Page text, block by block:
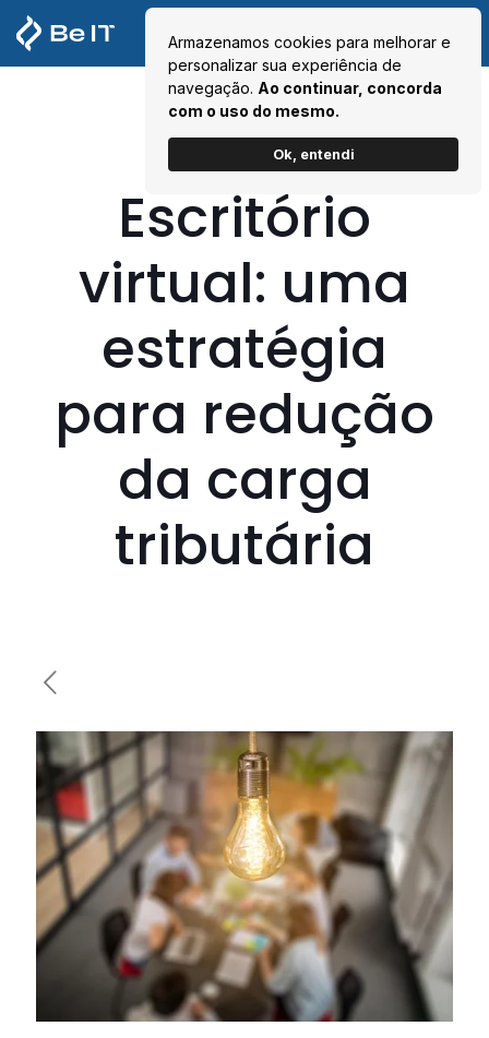
Armazenamos cookies para melhorar e
personalizar sua experiência de
navegação. Ao continuar, concorda
com o uso do mesmo.
Ok, entendi
Escritório
virtual: uma
estratégia
para redução
da carga
tributária